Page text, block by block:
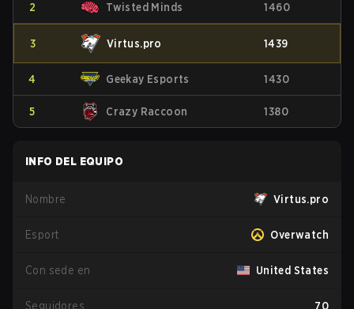
2 Twisted Minds 1460
3 Virtus.pro 1439
4 Geekay Esports 1430
5 Crazy Raccoon 1380
INFO DEL EQUIPO
Nombre Virtus.pro
Esport Overwatch
Con sede en United States
Seguidores 70